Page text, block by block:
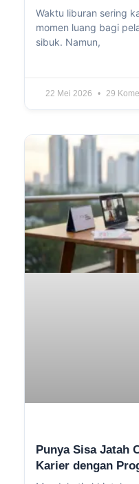
Waktu liburan sering
momen luang bagi
sibuk. Namun,
22 Mei 2026 29
Punya Sisa Jatah
Karier dengan